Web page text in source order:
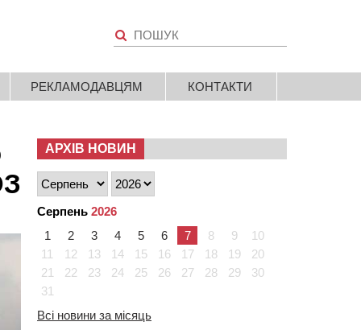
РЕКЛАМОДАВЦЯМ КОНТАКТИ
АРХІВ НОВИН
Серпень 2026
1
2 3 4 5 6 7 8 9
10
11
12 13 14 15 16 17 18 19
20
21
22 23 24 25 26 27 28 29
30
31
Всі новини за місяць